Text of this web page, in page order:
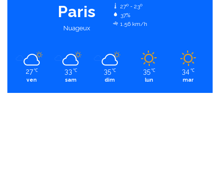
Paris
Nuageux
27º - 23º
37%
1.56 km/h
27 ℃
ven
33 ℃
sam
35 ℃
dim
35 ℃
lun
34 ℃
mar